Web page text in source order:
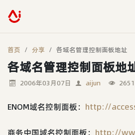
首页 分享 各域名管理控制面板地址
各域名管理控制面板地
2006年03月07日 aijun 2651
ENOM域名控制面板： http://
商务中国域名控制面板： http://